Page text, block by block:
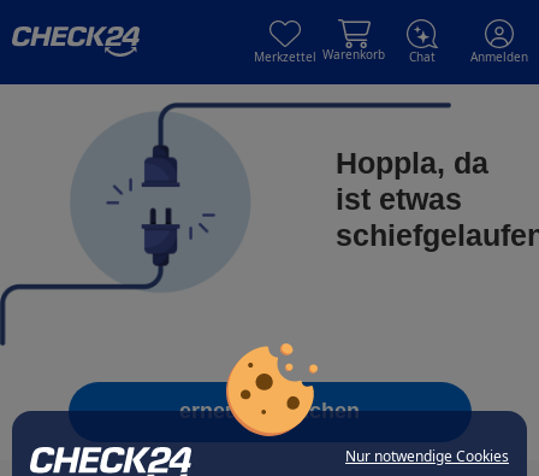
Nur notwendige Cookies
Merkzettel Warenkorb Chat Anmelden
Hoppla, da
ist etwas
erneut versuchen